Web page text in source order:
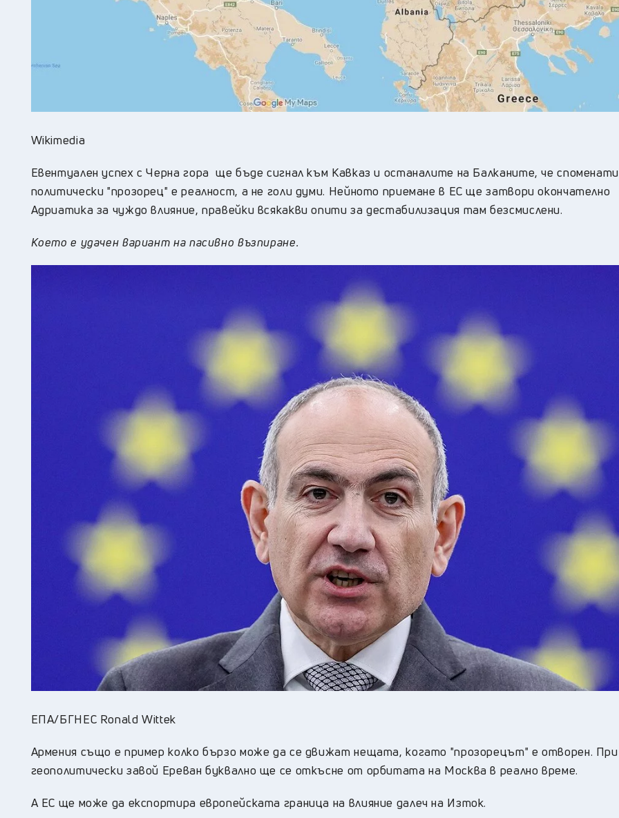
Wikimedia
Евентуален успех с Черна гора ще бъде сигнал към Кавказ и останалите на Балканите, че
политически "прозорец" е реалност, а не голи думи. Нейното приемане в ЕС ще затвори окончателно
Адриатика за чуждо влияние, правейки всякакви опити за дестабилизация там безсмислени.
Което е удачен вариант на пасивно възпиране.
ЕПА/БГНЕС Ronald Wittek
Армения също е пример колко бързо може да се движат нещата, когато "прозорецът" е отворен.
геополитически завой Ереван буквално ще се откъсне от орбитата на Москва в реално време.
А ЕС ще може да експортира европейската граница на влияние далеч на Изток.